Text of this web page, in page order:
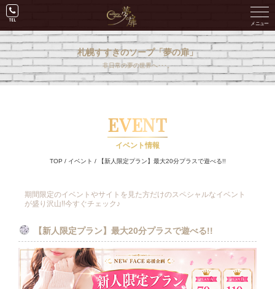
札幌すすきのソープ「夢の扉」
非日常の夢の世界へ･･･。
EVENT
イベント情報
TOP / イベント / 【新人限定プラン】最大20分プラスで遊べる!!
期間限定のイベントやサイトを見た方だけのスペシャルなイベント
が盛り沢山!!今すぐチェック♪
【新人限定プラン】最大20分プラスで遊べる!!